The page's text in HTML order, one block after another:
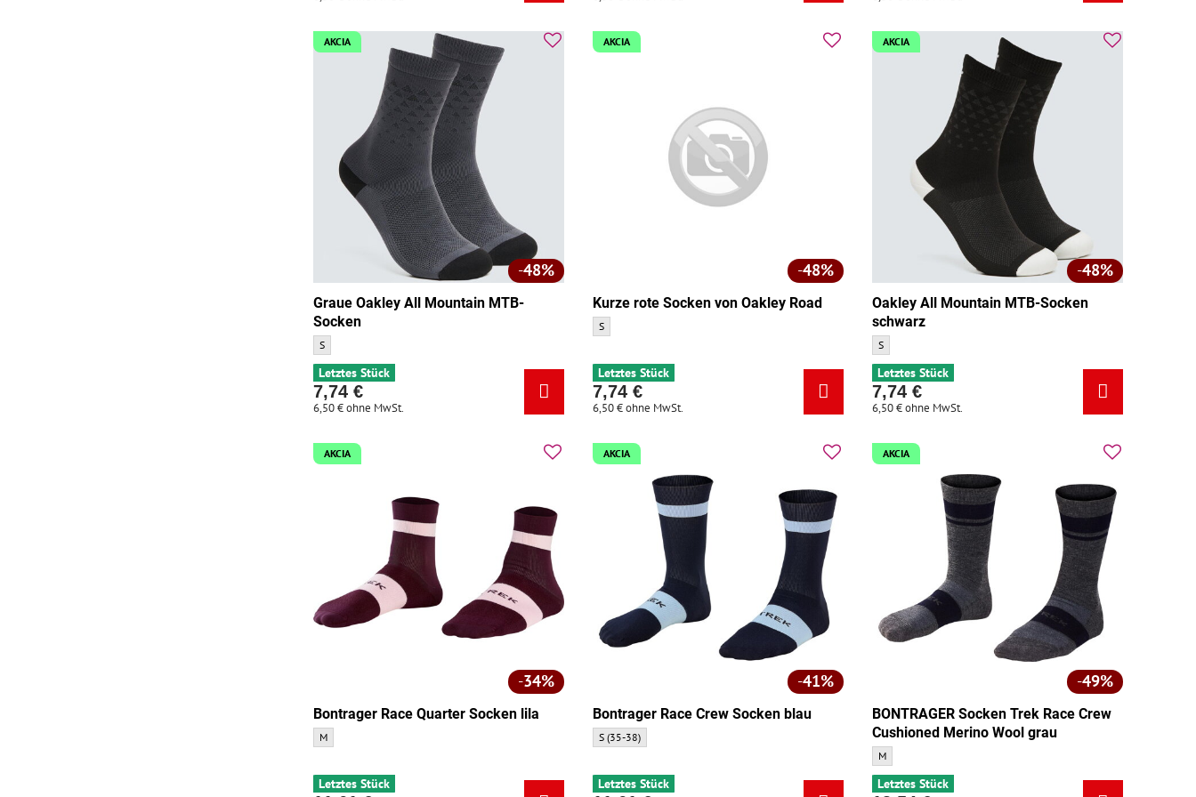
48%
AKCIA
Graue Oakley All Mountain MTB-
Socken
Graue Oakley All Mountain MTB-Socken - Größe:
S
Letztes Stück
7,74 €
6,50 €ohne MwSt.
48%
AKCIA
Kurze rote Socken von Oakley Road
Kurze rote Socken von Oakley Road - Größe:
S
Letztes Stück
7,74 €
6,50 €ohne MwSt.
48%
AKCIA
Oakley All Mountain MTB-Socken
schwarz
Oakley All Mountain MTB-Socken schwarz - Größe:
S
Letztes Stück
7,74 €
6,50 €ohne MwSt.
34%
AKCIA
Bontrager Race Quarter Socken lila
Bontrager Race Quarter Socken lila - Größe:
M
Letztes Stück
41%
AKCIA
Bontrager Race Crew Socken blau
Bontrager Race Crew Socken blau - Größe:
S (35-38)
Letztes Stück
49%
AKCIA
BONTRAGER Socken Trek Race Crew
Cushioned Merino Wool grau
BONTRAGER Socken Trek Race Crew Cushioned Merino Wool grau -
M
Letztes Stück